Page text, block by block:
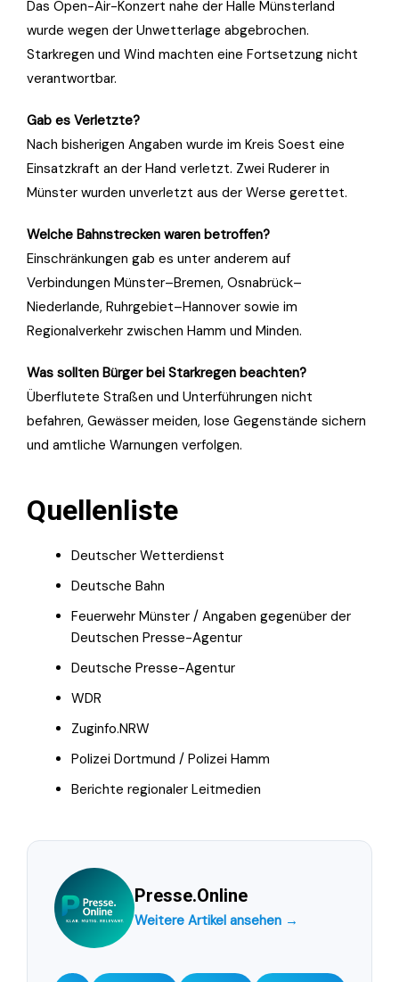
Das Open-Air-Konzert nahe der Halle Münsterland
wurde wegen der Unwetterlage abgebrochen.
Starkregen und Wind machten eine Fortsetzung nicht
verantwortbar.
Gab es Verletzte?
Nach bisherigen Angaben wurde im Kreis Soest eine
Einsatzkraft an der Hand verletzt. Zwei Ruderer in
Münster wurden unverletzt aus der Werse gerettet.
Welche Bahnstrecken waren betroffen?
Einschränkungen gab es unter anderem auf
Verbindungen Münster–Bremen, Osnabrück–
Niederlande, Ruhrgebiet–Hannover sowie im
Regionalverkehr zwischen Hamm und Minden.
Was sollten Bürger bei Starkregen beachten?
Überflutete Straßen und Unterführungen nicht
befahren, Gewässer meiden, lose Gegenstände sichern
und amtliche Warnungen verfolgen.
Quellenliste
Deutscher Wetterdienst
Deutsche Bahn
Feuerwehr Münster / Angaben gegenüber der
Deutschen Presse-Agentur
Deutsche Presse-Agentur
WDR
Zuginfo.NRW
Polizei Dortmund / Polizei Hamm
Berichte regionaler Leitmedien
Presse.Online
Weitere Artikel ansehen →